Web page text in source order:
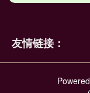
友情链接：